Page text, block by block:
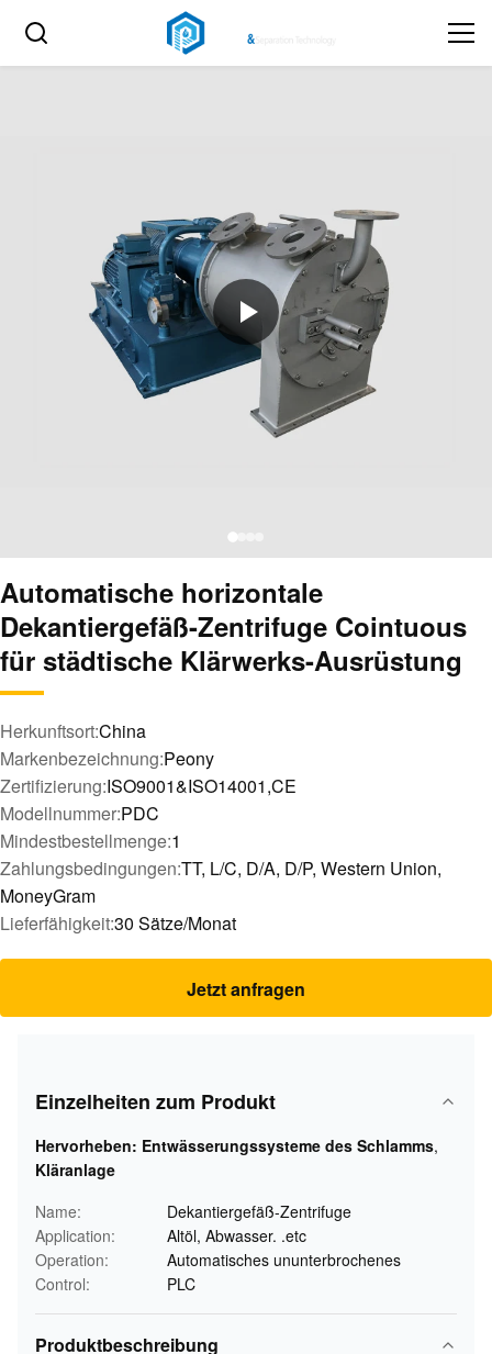
Automatische horizontale
Dekantiergefäß-Zentrifuge Cointuous
für städtische Klärwerks-Ausrüstung
Herkunftsort:China
Markenbezeichnung:Peony
Zertifizierung:ISO9001&ISO14001,CE
Modellnummer:PDC
Mindestbestellmenge:1
Zahlungsbedingungen:TT, L/C, D/A, D/P, Western Union,
MoneyGram
Lieferfähigkeit:30 Sätze/Monat
Jetzt anfragen
Einzelheiten zum Produkt
Hervorheben: Entwässerungssysteme des Schlamms,
Kläranlage
Name:
Dekantiergefäß-Zentrifuge
Application:
Altöl, Abwasser. .etc
Operation:
Automatisches ununterbrochenes
Control:
PLC
Produktbeschreibung